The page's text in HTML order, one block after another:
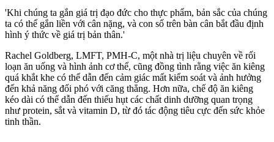
'Khi chúng ta gắn giá trị đạo đức cho thực phẩm, bản sắc của chúng
ta có thể gắn liền với cân nặng, và con số trên bàn cân bắt đầu định
hình ý thức về giá trị bản thân.'
Rachel Goldberg, LMFT, PMH-C, một nhà trị liệu chuyên về rối
loạn ăn uống và hình ảnh cơ thể, cũng đồng tình rằng việc ăn kiêng
quá khắt khe có thể dẫn đến cảm giác mất kiểm soát và ảnh hưởng
đến khả năng đối phó với căng thẳng. Hơn nữa, chế độ ăn kiêng
kéo dài có thể dẫn đến thiếu hụt các chất dinh dưỡng quan trọng
như protein, sắt và vitamin D, từ đó tác động tiêu cực đến sức khỏe
tinh thần.